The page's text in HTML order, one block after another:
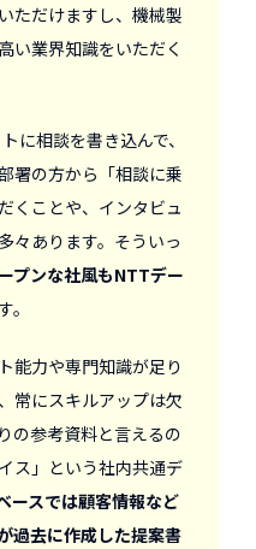
ただけますし、機械製
い業界知識をいただく
に相談を書き込んで、
署の方から「相談に乗
くことや、インタビュ
々あります。そういっ
プンな社風もNTTデー
能力や専門知識が足り
常にスキルアップは欠
の参考資料と言えるの
ス」という社内共通デ
ースでは顧客情報など
過去に作成した提案書